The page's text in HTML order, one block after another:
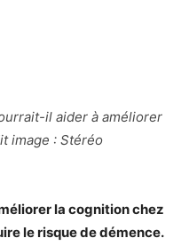
il aider à améliorer
image : Stéréo
la cognition chez
le risque de démence.